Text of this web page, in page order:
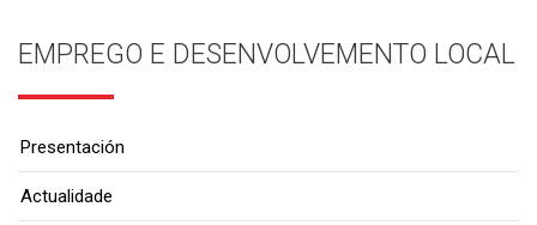
EMPREGO E DESENVOLVEMENTO LOCAL
Presentación
Actualidade